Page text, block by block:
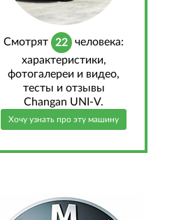
Cмотрят 22
человека:
характеристики,
фотогалереи и видео,
тесты и отзывы
Changan UNI-V.
Хочу узнать про эту машину